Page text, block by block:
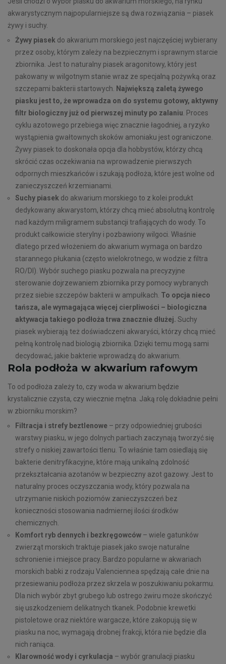
akwarystycznym najpopularniejsze są dwa rozwiązania – piasek
żywy i suchy.
Żywy piasek do akwarium morskiego jest najczęściej wybierany
przez osoby, którym zależy na bezpiecznym i sprawnym starcie
zbiornika. Jest to naturalny piasek aragonitowy, który jest
pakowany w wilgotnym stanie wraz ze specjalną pożywką oraz
szczepami bakterii startowych.
Największą zaletą żywego
piasku jest to, że wprowadza on do systemu gotowy, aktywny
filtr biologiczny już od pierwszej minuty po zalaniu . Proces
cyklu azotowego przebiega więc znacznie łagodniej, a ryzyko
wystąpienia gwałtownych skoków amoniaku jest ograniczone.
Żywy piasek to doskonała opcja dla hobbystów, którzy chcą
skrócić czas oczekiwania na wprowadzenie pierwszych
odpornych mieszkańców i szukają podłoża, które jest wolne od
zanieczyszczeń krzemianami.
Suchy piasek do akwarium morskiego to z kolei produkt
dedykowany akwarystom, którzy chcą mieć absolutną kontrolę
nad każdym miligramem substancji trafiających do wody. To
produkt całkowicie sterylny i pozbawiony wilgoci. Właśnie
dlatego przed włożeniem do akwarium wymaga on bardzo
starannego płukania (często wielokrotnego, w wodzie z filtra
RO/DI). Wybór suchego piasku pozwala na precyzyjne
sterowanie dojrzewaniem zbiornika przy pomocy wybranych
przez siebie szczepów bakterii w ampułkach. To opcja nieco
tańsza, ale wymagająca więcej cierpliwości – biologiczna
aktywacja takiego podłoża trwa znacznie dłużej. Suchy
piasek wybierają też doświadczeni akwaryści, którzy chcą mieć
pełną kontrolę nad biologią zbiornika. Dzięki temu mogą sami
decydować, jakie bakterie wprowadzą do akwarium.
Rola podłoża w akwarium rafowym
To od podłoża zależy to, czy woda w akwarium będzie
krystalicznie czysta, czy wiecznie mętna. Jaką rolę dokładnie pełni
w zbiorniku morskim?
Filtracja i strefy beztlenowe – przy odpowiedniej grubości
warstwy piasku, w jego dolnych partiach zaczynają tworzyć się
strefy o niskiej zawartości tlenu. To właśnie tam osiedlają się
bakterie denitryfikacyjne, które mają unikalną zdolność
przekształcania azotanów w bezpieczny azot gazowy. Jest to
naturalny proces oczyszczania wody, który pozwala na
utrzymanie niskich poziomów zanieczyszczeń bez
konieczności stosowania nadmiernej ilości środków
chemicznych.
Komfort ryb dennych i bezkręgowców – wiele gatunków
zwierząt morskich traktuje piasek jako swoje naturalne
schronienie i miejsce pracy. Bardzo popularne w akwariach
morskich babki z rodzaju Valenciennea spędzają całe dnie na
przesiewaniu podłoża przez skrzela w poszukiwaniu pokarmu.
Dla nich wybór zbyt grubego lub ostrego żwiru może skończyć
się uszkodzeniem delikatnych tkanek. Podobnie krewetki
pistoletowe oraz niektóre wargacze, które zakopują się w
piasku na noc, wymagają drobnej frakcji, która nie będzie dla
nich raniąca.
Klarowność wody i cyrkulacja – wybór granulacji piasku